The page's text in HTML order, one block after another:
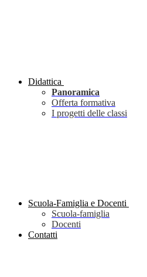
Didattica
Panoramica
Offerta formativa
I progetti delle classi
Scuola-Famiglia e Docenti
Scuola-famiglia
Docenti
Contatti